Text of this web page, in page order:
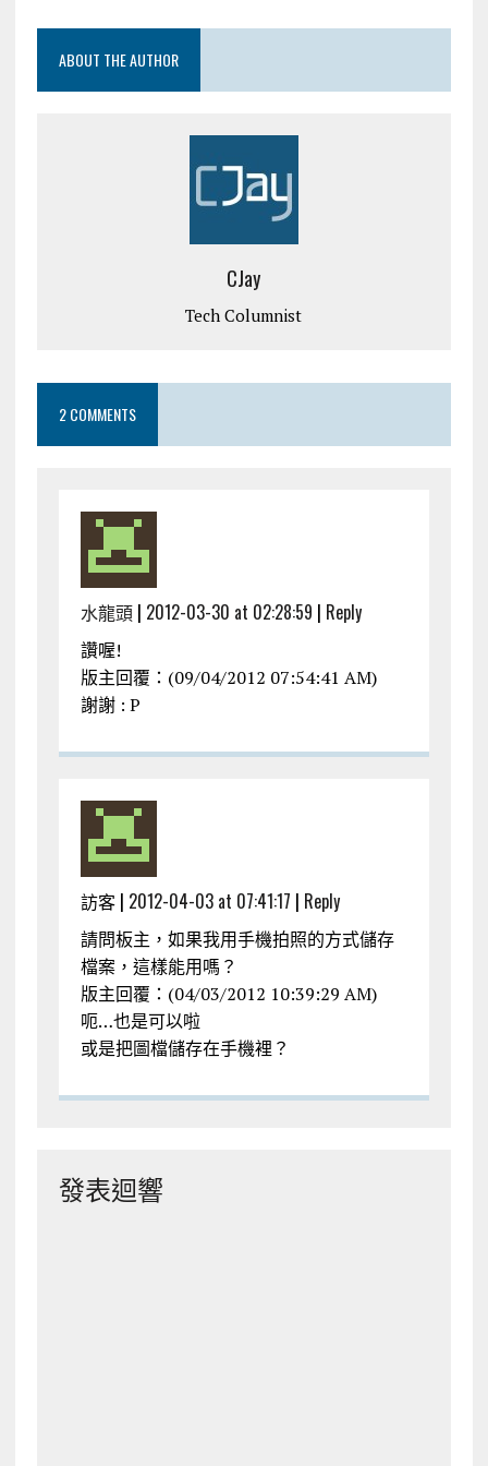
ABOUT THE AUTHOR
CJay
Tech Columnist
2 COMMENTS
水龍頭| 2012-03-30 at 02:28:59 | Reply
讚喔!
版主回覆：(09/04/2012 07:54:41 AM)
謝謝 : P
訪客 | 2012-04-03 at 07:41:17 | Reply
請問板主，如果我用手機拍照的方式儲存
檔案，這樣能用嗎？
版主回覆：(04/03/2012 10:39:29 AM)
呃…也是可以啦
或是把圖檔儲存在手機裡？
發表迴響